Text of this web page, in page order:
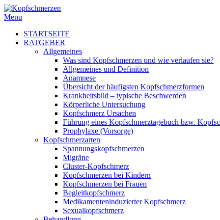
Menu
STARTSEITE
RATGEBER
Allgemeines
Was sind Kopfschmerzen und wie verlaufen sie?
Allgemeines und Definition
Anamnese
Übersicht der häufigsten Kopfschmerzformen
Krankheitsbild – typische Beschwerden
Körperliche Untersuchung
Kopfschmerz Ursachen
Führung eines Kopfschmerztagebuch bzw.
Prophylaxe (Vorsorge)
Kopfschmerzarten
Spannungskopfschmerzen
Migräne
Cluster-Kopfschmerz
Kopfschmerzen bei Kindern
Kopfschmerzen bei Frauen
Begleitkopfschmerz
Medikamenteninduzierter Kopfschmerz
Sexualkopfschmerz